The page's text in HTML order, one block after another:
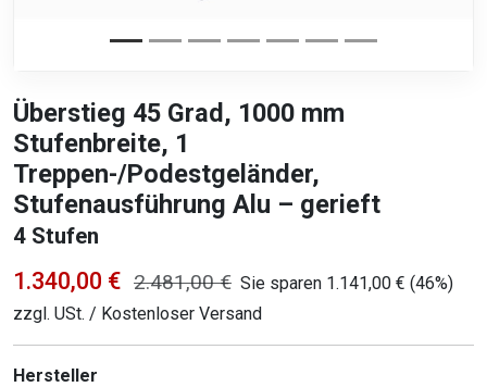
Überstieg 45 Grad, 1000 mm
Stufenbreite, 1
Treppen-/Podestgeländer,
Stufenausführung Alu – gerieft
4 Stufen
1.340,00 € 2.481,00 € Sie sparen 1.141,00 € (46%)
zzgl. USt. / Kostenloser Versand
Hersteller